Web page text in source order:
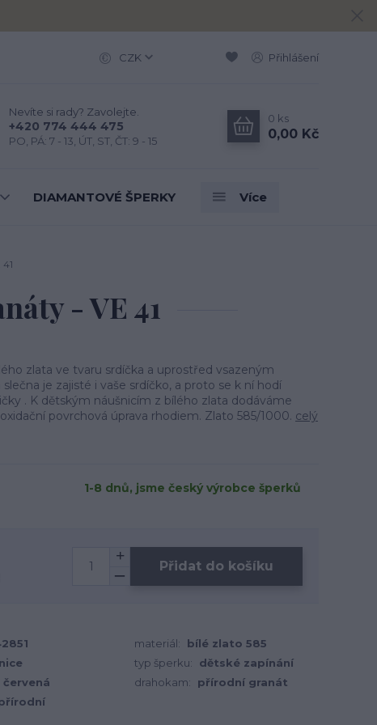
CZK Přihlášení
Nevíte si rady? Zavolejte.
+420 774 444 475
PO, PÁ: 7 - 13, ÚT, ST, ČT: 9 - 15
0 ks
0,00 Kč
DIAMANTOVÉ ŠPERKY Více
- VE 41
zlata ve tvaru srdíčka a uprostřed vsazeným
je zajisté i vaše srdíčko, a proto se k ní hodí
. K dětským náušnicím z bílého zlata dodáváme
povrchová úprava rhodiem. Zlato 585/1000. celý
1-8 dnů, jsme český výrobce šperků
Přidat do košíku
materiál:
bílé zlato 585
typ šperku:
dětské zapínání
červená drahokam:
přírodní granát